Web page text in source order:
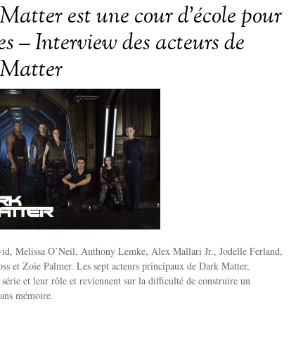
est une cour d’école pour
– Interview des acteurs de
Melissa O’Neil, Anthony Lemke, Alex Mallari Jr., Jodelle Ferland,
et Zoie Palmer. Les sept acteurs principaux de Dark Matter,
série et leur rôle et reviennent sur la difficulté de construire un
mémoire.